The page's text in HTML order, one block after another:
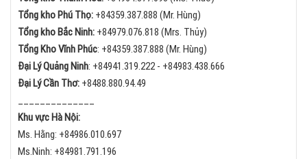
Tổng kho Phú Thọ: +84359.387.888 (Mr. Hùng)
Tổng kho Bắc Ninh: +84979.076.818 (Mrs. Thủy)
Tổng Kho Vĩnh Phúc: +84359.387.888 (Mr. Hùng)
Đại Lý Quảng Ninh: +84941.319.222 - +84983.438.666
Đại Lý Cần Thơ: +8488.880.94.49
Khu vực Hà Nội:
Ms. Hằng: +84986.010.697
Ms.Ninh: +84981.791.196